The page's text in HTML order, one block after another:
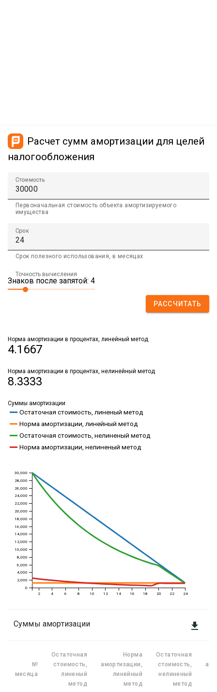
Расчет сумм амортизации для целей
налогообложения
Стоимость
Первоначальная стоимость объекта амортизируемого
имущества
Срок
Срок полезного использования, в месяцах
Точность вычисления
Знаков после запятой: 4
РАССЧИТАТЬ
Норма амортизации в процентах, линейный метод
4.1667
Норма амортизации в процентах, нелинейный метод
8.3333
Суммы амортизации
Остаточная стоимость, линеный метод
Норма амортизации, линейный метод
Остаточная стоимость, нелиненый метод
Норма амортизации, нелиненый метод
2 4 6 8 10 12 14 16 18 20 22 24
0
2,000
4,000
6,000
8,000
10,000
12,000
14,000
16,000
18,000
20,000
22,000
24,000
26,000
28,000
30,000

Суммы амортизации
№
месяца
Остаточная
стоимость,
линеный
метод
Норма
амортизации,
линейный
метод
Остаточная
стоимость,
нелиненый
метод